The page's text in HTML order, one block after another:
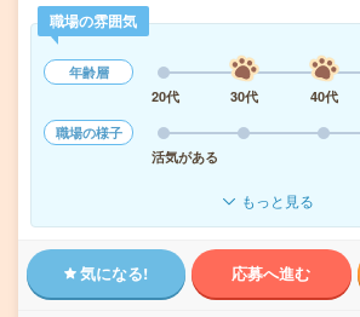
職場の雰囲気
年齢層
20代
30代 40代
職場の様子
活気がある
もっと見る
気になる! 応募へ進む